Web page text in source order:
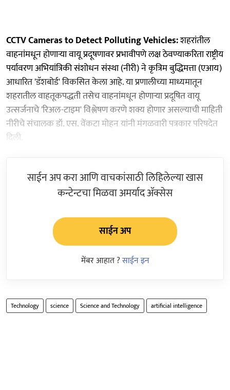
CCTV Cameras to Detect Polluting Vehicles:शहरांतील
वाहनांमधून होणाऱ्या वायू प्रदूषणावर प्रभावीपणे लक्ष ठेवण्याकरिता राष्ट्रीय
पर्यावरण अभियांत्रिकी संशोधन संस्था (नीरी) ने कृत्रिम बुद्धिमत्ता (एआय)
आधारित 'डॅशबोर्ड' विकसित केला आहे. या प्रणालीच्या माध्यमातून
शहरातील वाहतूकपद्धती तसेच वाहनांमधून होणाऱ्या प्रदूषित वायू
उत्सर्जनाचे 'रिअल-टाइम' विश्लेषण करणे शक्य होणार असल्याची माहिती
नीरीचे संचालक डॉ. एस. वेंकटा मोहन यांनी मंगळवारी पत्रकार परिषदेत
दिली.
साईन अप करा आणि वाचकांसाठी लिहिलेल्या खास
कन्टेन्टचा मिळवा अमर्याद ॲक्सेस
साईन अप
मेंबर आहात ?साईन इन
Technology science Science and Technology artificial intelligence